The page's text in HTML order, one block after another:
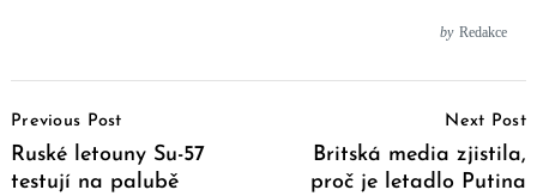
by Redakce
Navigation
Previous Post
Ruské letouny Su-57
testují na palubě
Next Post
Britská media zjistila,
proč je letadlo Putina